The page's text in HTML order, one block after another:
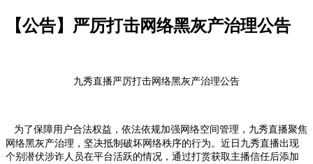
【公告】严厉打击网络黑灰产治理公告
九秀直播严厉打击网络黑灰产治理公告
为了保障用户合法权益，依法依规加强网络空间管理， 九秀直播聚焦
网络黑灰产治理，坚决抵制破坏网络秩序的行为。 近日九秀直播出现
个别潜伏涉诈人员在平台活跃的情况 ， 通过打赏获取主播信任后添加